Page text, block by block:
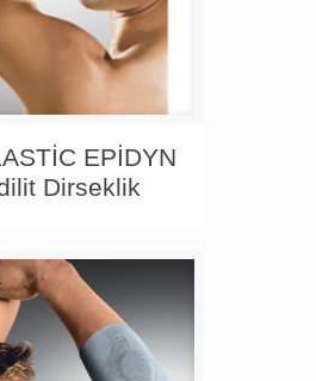
EPİDYN
Dirseklik